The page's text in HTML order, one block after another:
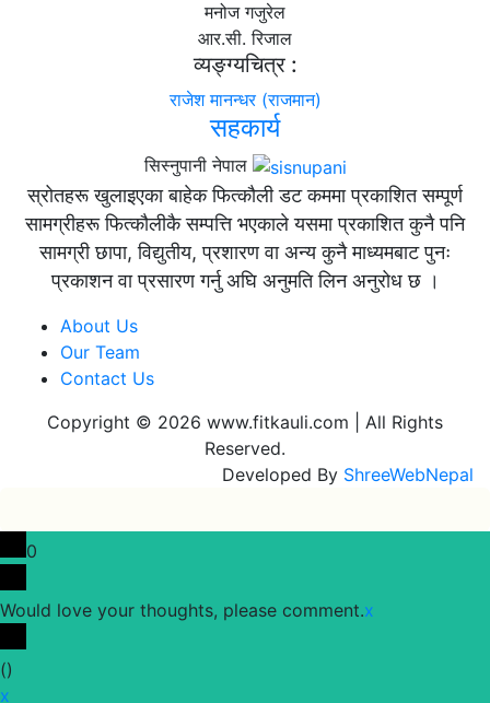
मनोज गजुरेल
आर.सी. रिजाल
व्यङ्ग्यचित्र :
राजेश मानन्धर (राजमान)
सहकार्य
सिस्नुपानी नेपाल
स्रोतहरू खुलाइएका बाहेक फित्कौली डट कममा प्रकाशित सम्पूर्ण
सामग्रीहरू फित्कौलीकै सम्पत्ति भएकाले यसमा प्रकाशित कुनै पनि
सामग्री छापा, विद्युतीय, प्रशारण वा अन्य कुनै माध्यमबाट पुनः
प्रकाशन वा प्रसारण गर्नु अघि अनुमति लिन अनुरोध छ ।
About Us
Our Team
Contact Us
Copyright © 2026 www.fitkauli.com | All Rights
Reserved.
Developed By ShreeWebNepal
0
Would love your thoughts, please comment.x
()
x